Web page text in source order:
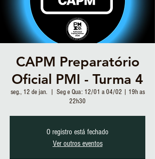
CAPM Preparatório
Oficial PMI - Turma 4
seg., 12 de jan.
Seg e Qua: 12/01 a 04/02 | 19h as
22h30
O registro está fechado
Ver outros eventos